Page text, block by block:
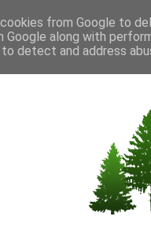
from Google to
Google along with
detect and address